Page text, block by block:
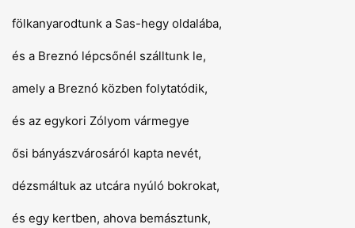
fölkanyarodtunk a Sas-hegy oldalába,
és a Breznó lépcsőnél szálltunk le,
amely a Breznó közben folytatódik,
és az egykori Zólyom vármegye
ősi bányászvárosáról kapta nevét,
dézsmáltuk az utcára nyúló bokrokat,
és egy kertben, ahova bemásztunk,